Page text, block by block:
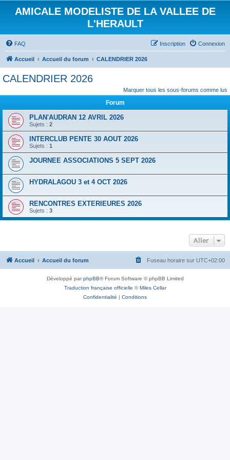
AMICALE MODELISTE DE LA VALLEE DE
L'HERAULT
FAQ Connexion
Inscription
Accueil Accueil du forum CALENDRIER 2026
CALENDRIER 2026
Marquer tous les sous-forums comme lus
Forum
PLAN'AUDRAN 12 AVRIL 2026
Sujets : 2
INTERCLUB PENTE 30 AOUT 2026
Sujets : 1
JOURNEE ASSOCIATIONS 5 SEPT 2026
HYDRALAGOU 3 et 4 OCT 2026
RENCONTRES EXTERIEURES 2026
Sujets : 3
Aller
Accueil Accueil du forum Fuseau horaire sur UTC+02:00
Développé parphpBB® Forum Software © phpBB Limited
Traduction française officielle ©Miles Cellar
Confidentialité | Conditions